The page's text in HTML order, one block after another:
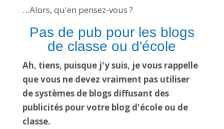
…Alors, qu'en pensez-vous ?
Pas de pub pour les blogs
de classe ou d'école
Ah, tiens, puisque j'y suis, je vous rappelle
que vous ne devez vraiment pas utiliser
de systèmes de blogs diffusant des
publicités pour votre blog d'école ou de
classe.